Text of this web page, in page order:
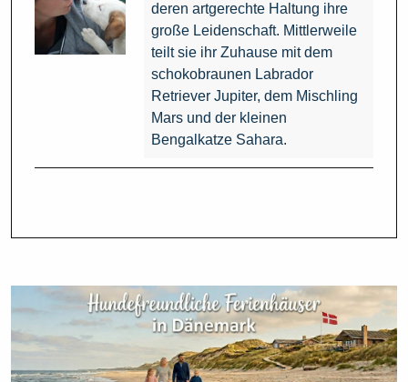
deren artgerechte Haltung ihre
große Leidenschaft. Mittlerweile
teilt sie ihr Zuhause mit dem
schokobraunen Labrador
Retriever Jupiter, dem Mischling
Mars und der kleinen
Bengalkatze Sahara.